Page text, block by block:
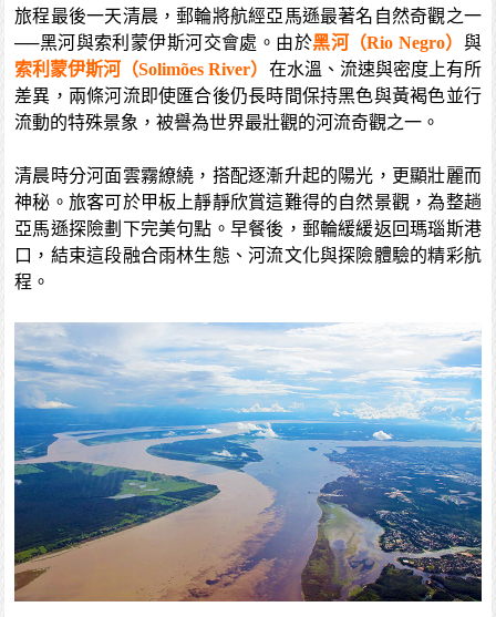
旅程最後一天清晨，郵輪將航經亞馬遜最著名自然奇觀之一
──黑河與索利蒙伊斯河交會處。由於黑河（Rio Negro） 與
索利蒙伊斯河（Solimões River） 在水溫、流速與密度上有所
差異，兩條河流即使匯合後仍長時間保持黑色與黃褐色並行
流動的特殊景象，被譽為世界最壯觀的河流奇觀之一。
清晨時分河面雲霧繚繞，搭配逐漸升起的陽光，更顯壯麗而
神秘。旅客可於甲板上靜靜欣賞這難得的自然景觀，為整趟
亞馬遜探險劃下完美句點。早餐後，郵輪緩緩返回瑪瑙斯港
口，結束這段融合雨林生態、河流文化與探險體驗的精彩航
程。